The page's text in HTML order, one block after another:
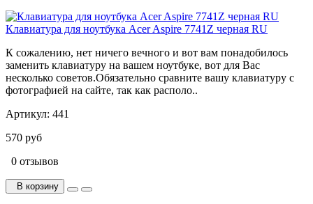
Клавиатура для ноутбука Acer Aspire 7741Z черная RU
К сожалению, нет ничего вечного и вот вам понадобилось
заменить клавиатуру на вашем ноутбуке, вот для Вас
несколько советов.Обязательно сравните вашу клавиатуру с
фотографией на сайте, так как располо..
Артикул: 441
570 руб
0 отзывов
В корзину